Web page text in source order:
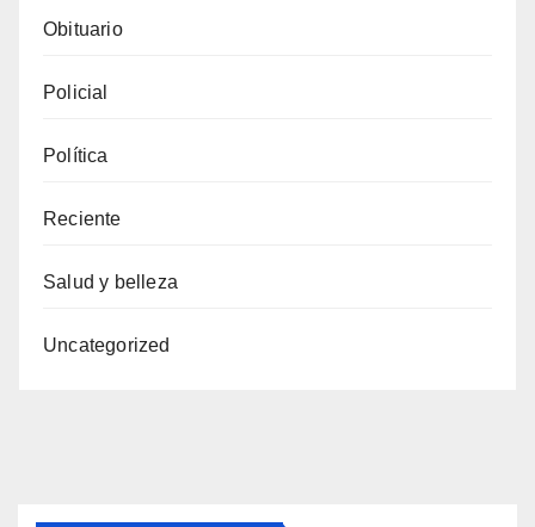
Obituario
Policial
Política
Reciente
Salud y belleza
Uncategorized